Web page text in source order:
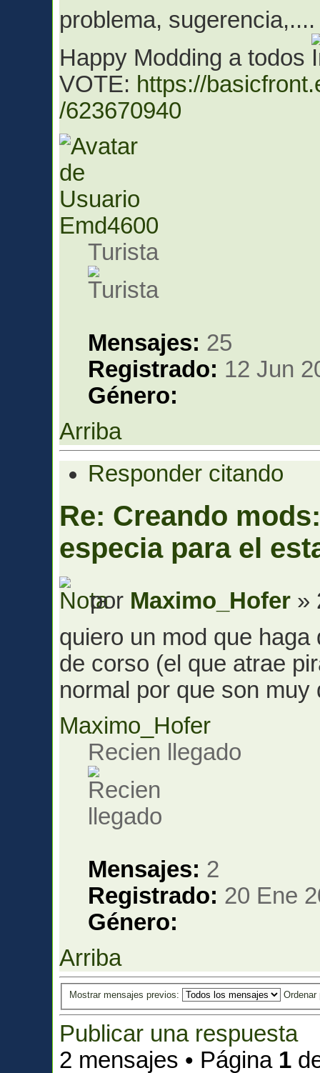
problema,
Happy Modding a todos
VOTE: https://
/623670940
Emd4600
Turista
Mensajes: 25
Registrado: 12 Jun
Género:
Arriba
Responder citando
Re: Creando
especia para el
por Maximo_Hofer »
quiero un mod que
de corso (el que atrae
normal por que son muy
Maximo_Hofer
Recien llegado
Mensajes: 2
Registrado: 20 Ene
Género:
Arriba
Mostrar mensajes previos:
Publicar una respuesta
2 mensajes • Página 1